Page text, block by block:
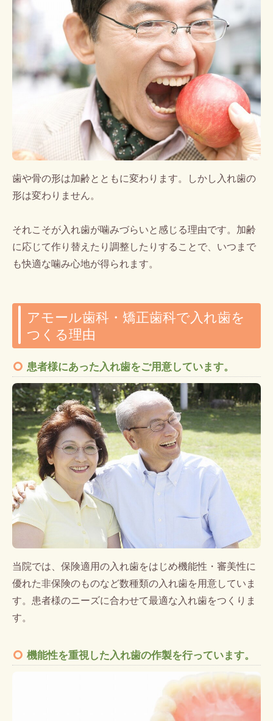
歯や骨の形は加齢とともに変わります。しかし入れ歯の
形は変わりません。
それこそが入れ歯が噛みづらいと感じる理由です。加齢
に応じて作り替えたり調整したりすることで、いつまで
も快適な噛み心地が得られます。
アモール歯科・矯正歯科で入れ歯を
つくる理由
患者様にあった入れ歯をご用意しています。
当院では、保険適用の入れ歯をはじめ機能性・審美性に
優れた非保険のものなど数種類の入れ歯を用意していま
す。患者様のニーズに合わせて最適な入れ歯をつくりま
す。
機能性を重視した入れ歯の作製を行っています。